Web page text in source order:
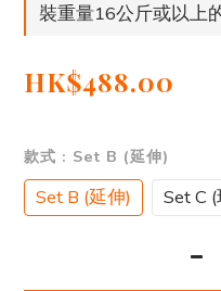
裝重量16公斤或以上
HK$488.00
款式 : Set B (延伸)
Set B (延伸) Set C